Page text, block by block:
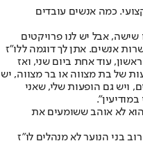
כמה אנשים עובדים
אבל יש לנו פרויקטים
אנשים. אתן לך דוגמה ללו"ז
עוד אחת ביום שני, ואז
של בת מצווה או בר מצווה, יש
ויש גם הופעות שלי, שאני
לא אוהב ששומעים את
בני הנוער לא מנהלים לו"ז